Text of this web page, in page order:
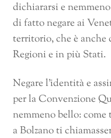
dichiararsi e
di fatto negare ai
territorio, che è anche
Regioni e in più Stati.
Negare l’identità e
per la Convenzione
nemmeno bello:
a Bolzano ti